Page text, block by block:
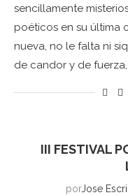
sencillamente
poéticos en su última
nueva, no le falta ni
de candor y de
III FESTIVAL
porJose